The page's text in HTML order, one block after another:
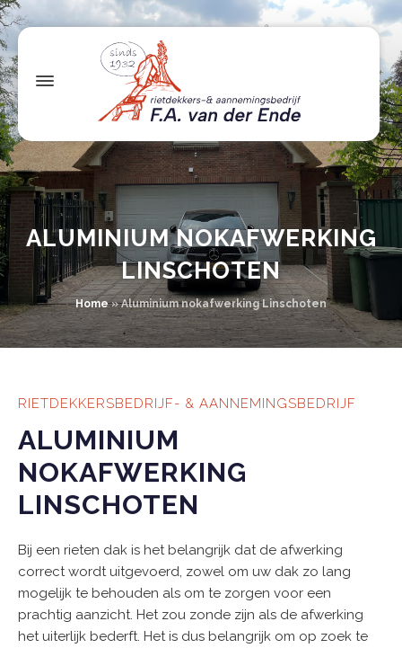
ALUMINIUM NOKAFWERKING
LINSCHOTEN
Home»Aluminium nokafwerking Linschoten
RIETDEKKERSBEDRIJF- & AANNEMINGSBEDRIJF
ALUMINIUM
NOKAFWERKING
LINSCHOTEN
Bij een rieten dak is het belangrijk dat de afwerking
correct wordt uitgevoerd, zowel om uw dak zo lang
mogelijk te behouden als om te zorgen voor een
prachtig aanzicht. Het zou zonde zijn als de afwerking
het uiterlijk bederft. Het is dus belangrijk om op zoek te